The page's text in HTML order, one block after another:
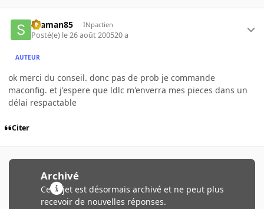
skaman85 INpactien
Posté(e) le 26 août 200520 a
AUTEUR
ok merci du conseil. donc pas de prob je commande
maconfig. et j'espere que ldlc m'enverra mes pieces dans un
délai respactable
Citer
Archivé
Ce sujet est désormais archivé et ne peut plus
recevoir de nouvelles réponses.